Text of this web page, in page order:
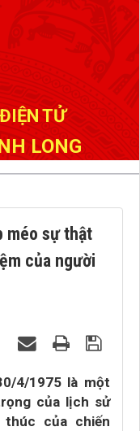
TỬ
LONG
méo sự thật
của người
4/1975 là một
của lịch sử
của chiến